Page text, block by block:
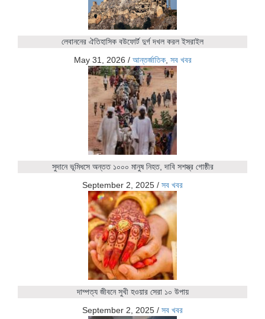
লেবাননের ঐতিহাসিক বউফোর্ট দুর্গ দখল করল ইসরাইল
May 31, 2026 / আন্তর্জাতিক, সব খবর
সুদানে ভূমিধসে অন্তত ১০০০ মানুষ নিহত, দাবি সশস্ত্র গোষ্ঠীর
September 2, 2025 / সব খবর
দাম্পত্য জীবনে সুখী হওয়ার সেরা ১০ উপায়
September 2, 2025 / সব খবর